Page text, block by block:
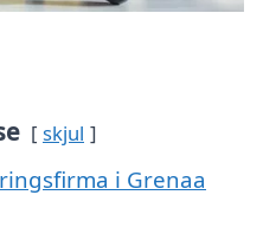
skjul
i Grenaa